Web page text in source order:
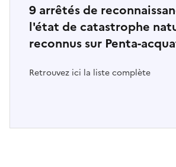
9 arrêtés de
l'état de catastrophe
reconnus sur Penta-
Retrouvez ici la liste complète